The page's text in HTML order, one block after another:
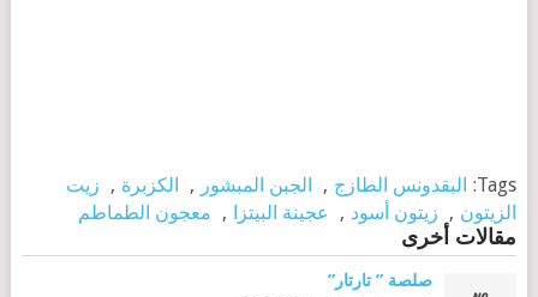
Tags: البقدونس الطازج , الجبن المبشور , الكزبرة , زيت
الزيتون , زيتون أسود , عجينة البيتزا , معجون الطماطم
مقالات أخرى
صلصة ” تارتار”